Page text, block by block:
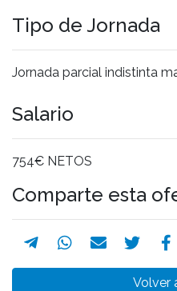
Tipo de Jornada
Jornada parcial indistinta
Salario
754€ NETOS
Comparte esta
Volver